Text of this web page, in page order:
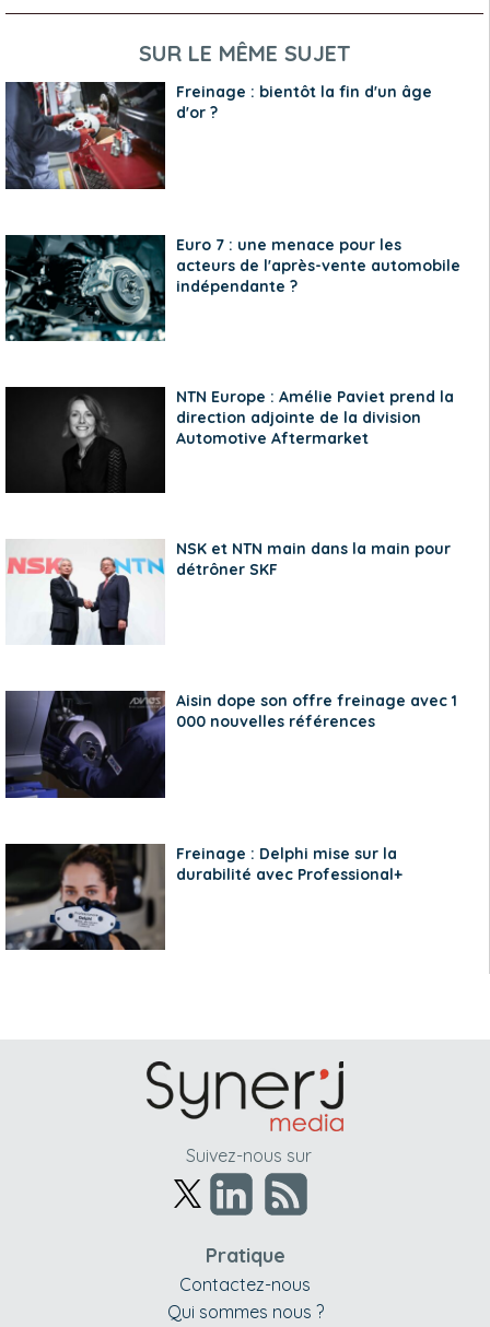
SUR LE MÊME SUJET
Freinage : bientôt la fin d'un âge
d'or ?
Euro 7 : une menace pour les
acteurs de l'après-vente automobile
indépendante ?
NTN Europe : Amélie Paviet prend la
direction adjointe de la division
Automotive Aftermarket
NSK et NTN main dans la main pour
détrôner SKF
Aisin dope son offre freinage avec 1
000 nouvelles références
Freinage : Delphi mise sur la
durabilité avec Professional+
Suivez-nous sur
Pratique
Contactez-nous
Qui sommes nous ?